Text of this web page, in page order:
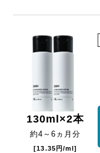
130ml×2本
約4～6 ヵ月分
[13.35円/ml]